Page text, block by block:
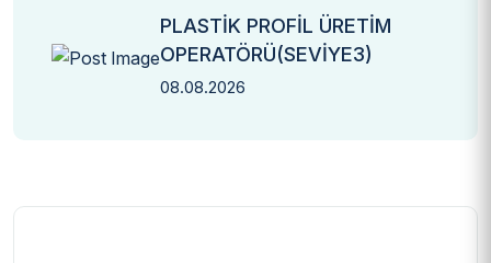
PLASTİK PROFİL ÜRETİM
OPERATÖRÜ(SEVİYE3)
08.08.2026